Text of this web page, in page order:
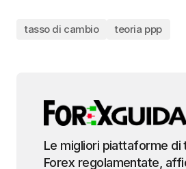
tasso di cambio teoria ppp
Le migliori piattaforme di
Forex regolamentate,